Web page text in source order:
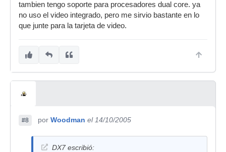
tambien tengo soporte para procesadores dual core. ya
no uso el video integrado, pero me sirvio bastante en lo
que junte para la tarjeta de video.
#8 por Woodman el 14/10/2005
DX7 escribió: